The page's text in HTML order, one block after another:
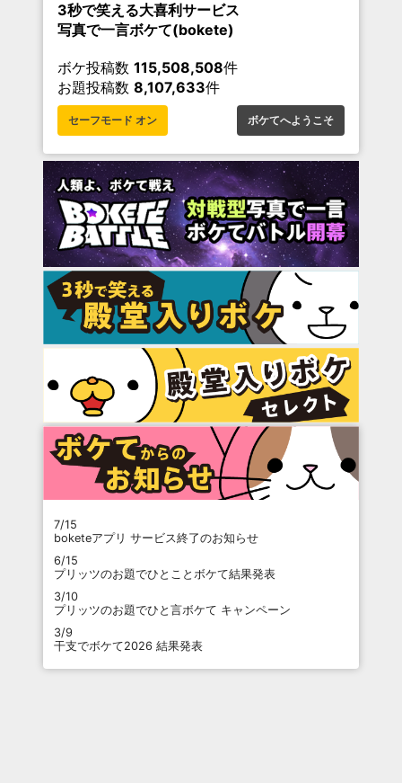
3秒で笑える大喜利サービス
写真で一言ボケて(bokete)
ボケ投稿数 115,508,508件
お題投稿数 8,107,633件
セーフモード オン ボケてへようこそ
7/15
boketeアプリ サービス終了のお知らせ
6/15
プリッツのお題でひとことボケて結果発表
3/10
プリッツのお題でひと言ボケて キャンペーン
3/9
干支でボケて2026 結果発表